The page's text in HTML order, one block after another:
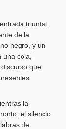
triunfal,
de la
negro, y un
cola,
que
la
el silencio
de